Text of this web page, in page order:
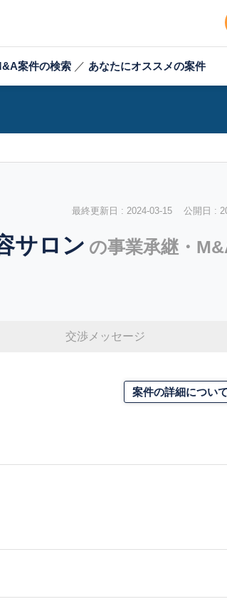
案件の検索 ／ あなたにオススメの案件
最終更新日 : 2024-03-15 公開日 :
サロン の事業承継・
交渉メッセージ
案件の詳細について